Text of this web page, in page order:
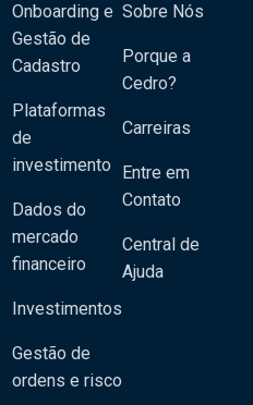
Onboarding e
Gestão de
Cadastro
Plataformas
de
investimento
Dados do
mercado
financeiro
Investimentos
Gestão de
ordens e risco
Sobre Nós
Porque a
Cedro?
Carreiras
Entre em
Contato
Central de
Ajuda